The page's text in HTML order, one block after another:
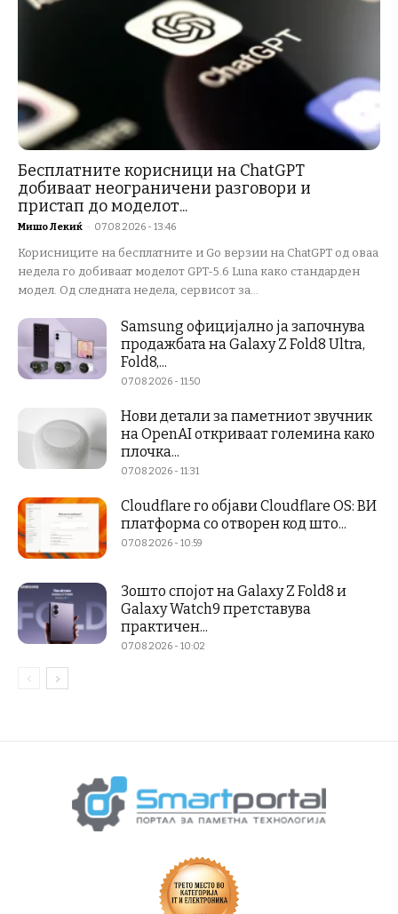
Бесплатните корисници на ChatGPT
добиваат неограничени разговори и
пристап до моделот...
Мишо Лекиќ - 07.08.2026 - 13:46
Корисниците на бесплатните и Go верзии на ChatGPT од оваа
недела го добиваат моделот GPT-5.6 Luna како стандарден
модел. Од следната недела, сервисот за...
Samsung официјално ја започнува
продажбата на Galaxy Z Fold8 Ultra,
Fold8,...
07.08.2026 - 11:50
Нови детали за паметниот звучник
на OpenAI откриваат големина како
плочка...
07.08.2026 - 11:31
Cloudflare го објави Cloudflare OS: ВИ
платформа со отворен код што...
07.08.2026 - 10:59
Зошто спојот на Galaxy Z Fold8 и
Galaxy Watch9 претставува
практичен...
07.08.2026 - 10:02